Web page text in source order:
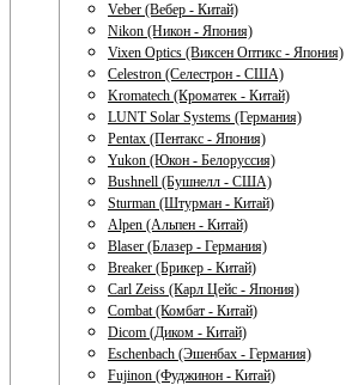
Veber (Вебер - Китай)
Nikon (Никон - Япония)
Vixen Optics (Виксен Оптикс - Япония)
Celestron (Селестрон - США)
Kromatech (Кроматек - Китай)
LUNT Solar Systems (Германия)
Pentax (Пентакс - Япония)
Yukon (Юкон - Белоруссия)
Bushnell (Бушнелл - США)
Sturman (Штурман - Китай)
Alpen (Альпен - Китай)
Blaser (Блазер - Германия)
Breaker (Брикер - Китай)
Carl Zeiss (Карл Цейс - Япония)
Combat (Комбат - Китай)
Dicom (Диком - Китай)
Eschenbach (Эшенбах - Германия)
Fujinon (Фуджинон - Китай)